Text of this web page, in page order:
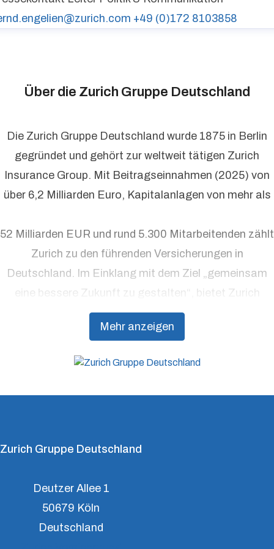
+49 (0)172 8103858
Über die Zurich Gruppe Deutschland
Mehr anzeigen
Die Zurich Gruppe Deutschland wurde 1875 in Berlin
gegründet und gehört zur weltweit tätigen Zurich
Insurance Group. Mit Beitragseinnahmen (2025) von
über 6,2 Milliarden Euro, Kapitalanlagen von mehr als
52 Milliarden EUR und rund 5.300 Mitarbeitenden zählt
Zurich zu den führenden Versicherungen in
Deutschland. Im Einklang mit dem Ziel „gemeinsam
eine bessere Zukunft zu gestalten“, bietet Zurich
Präventionsdienstleistungen an, die über traditionelle
Versicherungsprodukte hinausgehen, um Kunden
Zurich Gruppe Deutschland
Deutzer Allee 1
50679 Köln
Deutschland